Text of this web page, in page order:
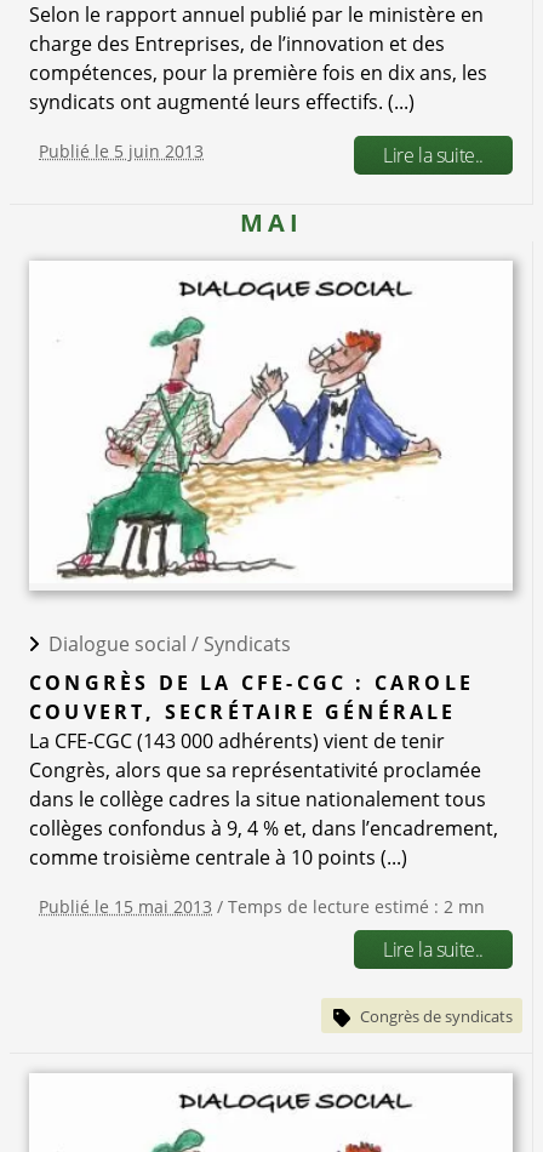
Selon le rapport annuel publié par le ministère en
charge des Entreprises, de l’innovation et des
compétences, pour la première fois en dix ans, les
syndicats ont augmenté leurs effectifs. (...)
Publié le 5 juin 2013 Lire la suite..
MAI
Dialogue social / Syndicats
CONGRÈS DE LA CFE-CGC : CAROLE
COUVERT, SECRÉTAIRE GÉNÉRALE
La CFE-CGC (143 000 adhérents) vient de tenir
Congrès, alors que sa représentativité proclamée
dans le collège cadres la situe nationalement tous
collèges confondus à 9, 4 % et, dans l’encadrement,
comme troisième centrale à 10 points (...)
Publié le 15 mai 2013 / Temps de lecture estimé : 2 mn
Lire la suite..
Congrès de syndicats